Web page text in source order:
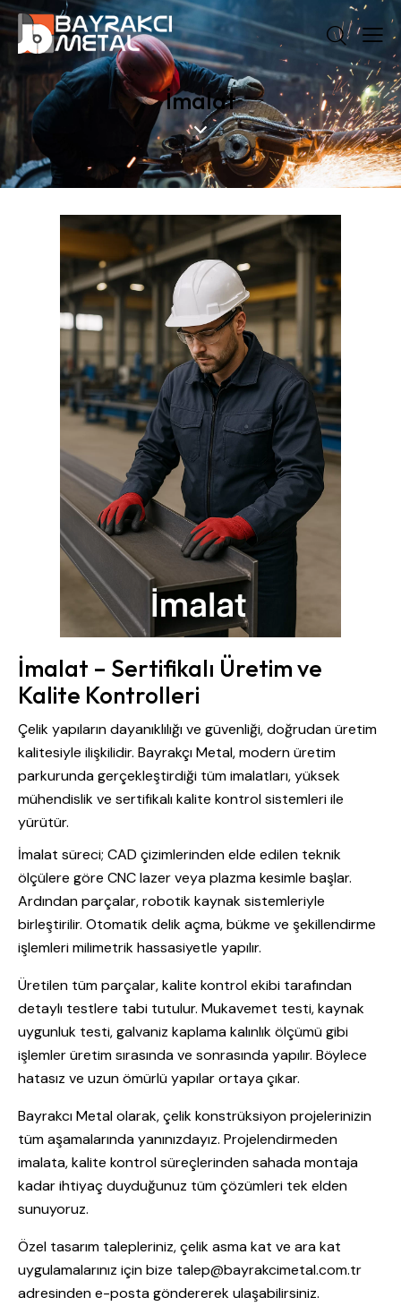
İmalat
İmalat – Sertifikalı Üretim ve
Kalite Kontrolleri
Çelik yapıların dayanıklılığı ve güvenliği, doğrudan üretim
kalitesiyle ilişkilidir. Bayrakçı Metal, modern üretim
parkurunda gerçekleştirdiği tüm imalatları, yüksek
mühendislik ve sertifikalı kalite kontrol sistemleri ile
yürütür.
İmalat süreci; CAD çizimlerinden elde edilen teknik
ölçülere göre CNC lazer veya plazma kesimle başlar.
Ardından parçalar, robotik kaynak sistemleriyle
birleştirilir. Otomatik delik açma, bükme ve şekillendirme
işlemleri milimetrik hassasiyetle yapılır.
Üretilen tüm parçalar, kalite kontrol ekibi tarafından
detaylı testlere tabi tutulur. Mukavemet testi, kaynak
uygunluk testi, galvaniz kaplama kalınlık ölçümü gibi
işlemler üretim sırasında ve sonrasında yapılır. Böylece
hatasız ve uzun ömürlü yapılar ortaya çıkar.
Bayrakcı Metal olarak, çelik konstrüksiyon projelerinizin
tüm aşamalarında yanınızdayız. Projelendirmeden
imalata, kalite kontrol süreçlerinden sahada montaja
kadar ihtiyaç duyduğunuz tüm çözümleri tek elden
sunuyoruz.
Özel tasarım talepleriniz, çelik asma kat ve ara kat
uygulamalarınız için bize talep@bayrakcimetal.com.tr
adresinden e-posta göndererek ulaşabilirsiniz.